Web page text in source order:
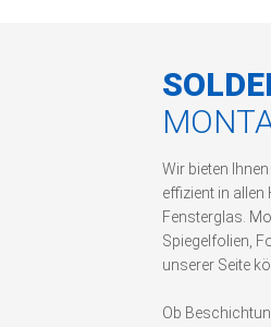
Wir bieten
effizient in allen
Fensterglas.
Spiegelfolien,
unserer Seite
Ob